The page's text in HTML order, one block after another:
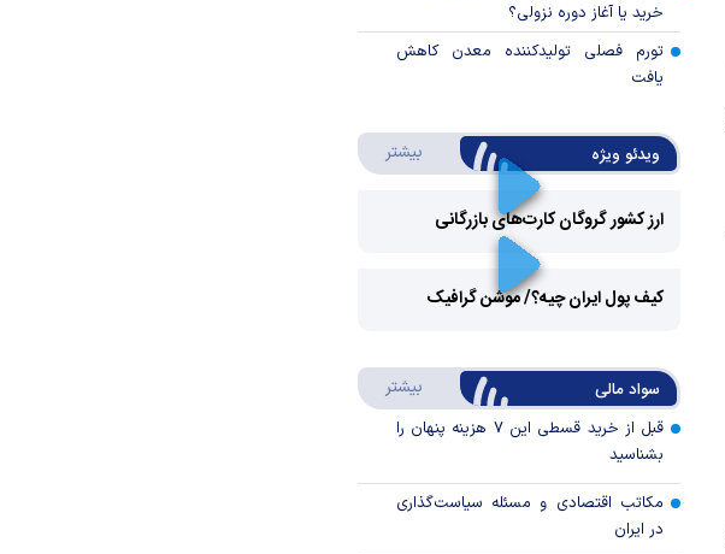
خرید یا آغاز دوره نزولی؟
تورم فصلی تولیدکننده معدن کاهش
یافت
ویدئو ویژه بیشتر درباره ویدئو ویژه
ارز کشور گروگان کارت‌های بازرگانی
Video
کیف پول ایران چیه؟/ موشن گرافیک
سواد مالی بیشتر درباره سواد مالی
قبل از خرید قسطی این ۷ هزینه پنهان را
بشناسید
مکاتب اقتصادی و مسئله سیاست‌گذاری
در ایران